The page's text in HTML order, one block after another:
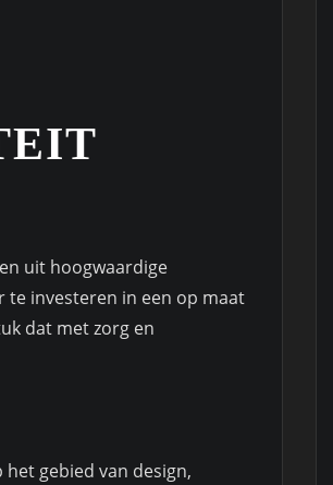
uit hoogwaardige
investeren in een op maat
dat met zorg en
gebied van design,